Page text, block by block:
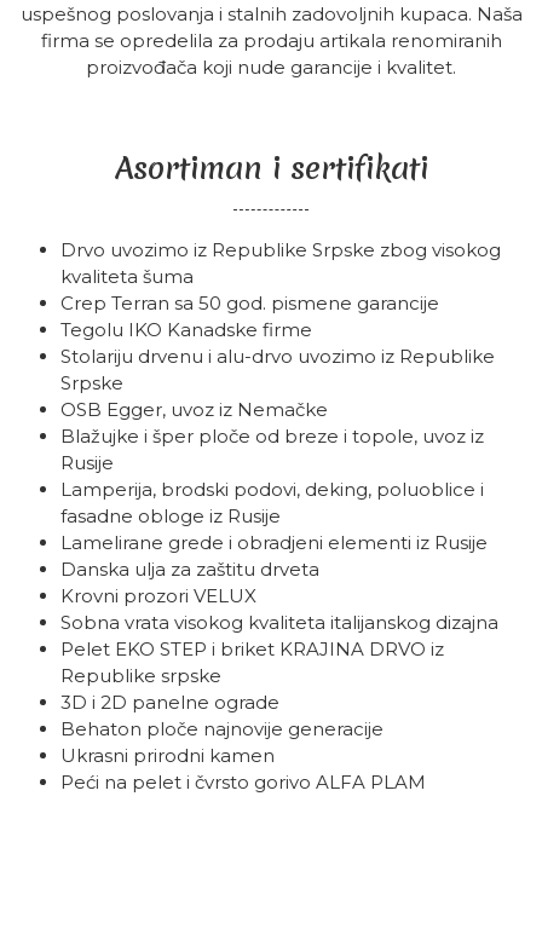
uspešnog poslovanja i stalnih zadovoljnih kupaca. Naša
firma se opredelila za prodaju artikala renomiranih
proizvođača koji nude garancije i kvalitet.
Asortiman i sertifikati
Drvo uvozimo iz Republike Srpske zbog visokog
kvaliteta šuma
Crep Terran sa 50 god. pismene garancije
Tegolu IKO Kanadske firme
Stolariju drvenu i alu-drvo uvozimo iz Republike
Srpske
OSB Egger, uvoz iz Nemačke
Blažujke i šper ploče od breze i topole, uvoz iz
Rusije
Lamperija, brodski podovi, deking, poluoblice i
fasadne obloge iz Rusije
Lamelirane grede i obradjeni elementi iz Rusije
Danska ulja za zaštitu drveta
Krovni prozori VELUX
Sobna vrata visokog kvaliteta italijanskog dizajna
Pelet EKO STEP i briket KRAJINA DRVO iz
Republike srpske
3D i 2D panelne ograde
Behaton ploče najnovije generacije
Ukrasni prirodni kamen
Peći na pelet i čvrsto gorivo ALFA PLAM